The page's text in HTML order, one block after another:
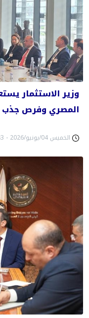
وزير الاستثمار
المصري وفرص جذب
الخميس 04/يونيو/2026 - 09:43 م